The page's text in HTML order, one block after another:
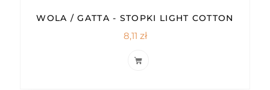
WOLA / GATTA - STOPKI LIGHT COTTON
8,11 zł